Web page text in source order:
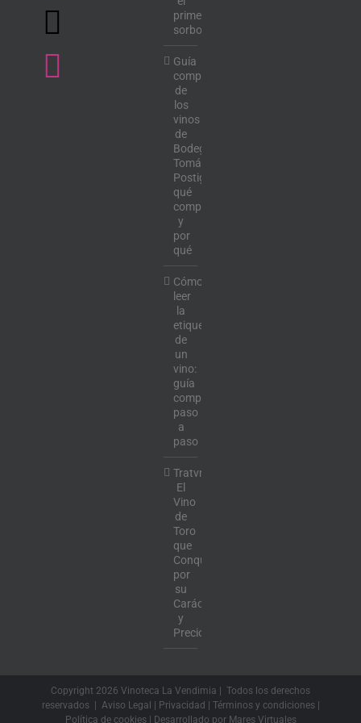
primer
sorbo
Guía
completa
de
los
vinos
de
Bodega
Tomás
Postigo:
qué
comprar
y
por
qué
Cómo
leer
la
etiqueta
de
un
vino:
guía
completa
paso
a
paso
Tratvm:
El
Vino
de
Toro
que
Conquista
por
su
Carácter
y
Precio
Copyright 2026 Vinoteca La Vendimia | Todos los derechos
reservados | Aviso Legal Privacidad Términos y condiciones|
Política de cookies| Desarrollado por Mares Virtuales